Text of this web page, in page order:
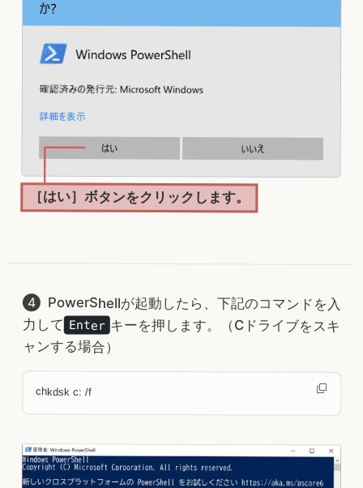
［はい］ボタンをクリックします。
PowerShellが起動したら、下記のコマンドを入
力して Enter キーを押します。（Cドライブをスキ
ャンする場合）
chkdsk c: /f